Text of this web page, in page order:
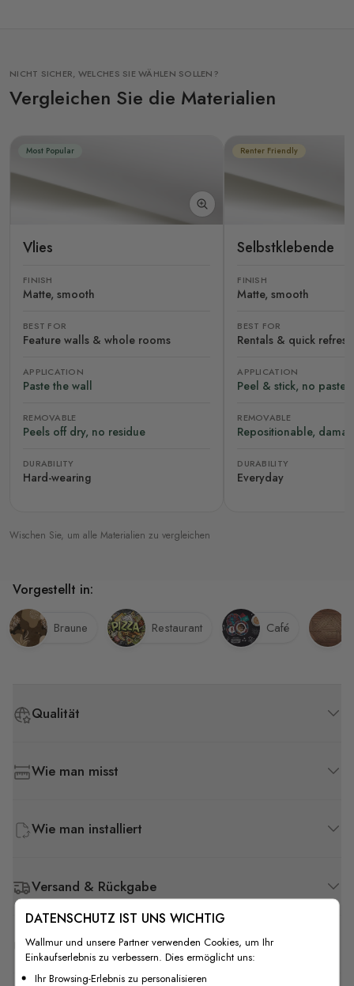
NICHT SICHER, WELCHES SIE WÄHLEN SOLLEN?
Vergleichen Sie die Materialien
Most Popular
Vlies
FINISH
Matte, smooth
BEST FOR
Feature walls & whole rooms
APPLICATION
Paste the wall
REMOVABLE
Peels off dry, no residue
DURABILITY
Hard-wearing
Renter Friendly
Selbstklebende
FINISH
Matte, smooth
BEST FOR
Rentals & quick
APPLICATION
Peel & stick, no paste
REMOVABLE
Repositionable,
DURABILITY
Everyday
Wischen Sie, um alle Materialien zu vergleichen
Qualität
Wie man misst
Wie man installiert
Versand & Rückgabe
F.A.Q
Vorgestellt in:
Braune Restaurant Café
DATENSCHUTZ IST UNS WICHTIG
Wallmur und unsere Partner verwenden Cookies, um Ihr
Einkaufserlebnis zu verbessern. Dies ermöglicht uns:
Ihr Browsing-Erlebnis zu personalisieren